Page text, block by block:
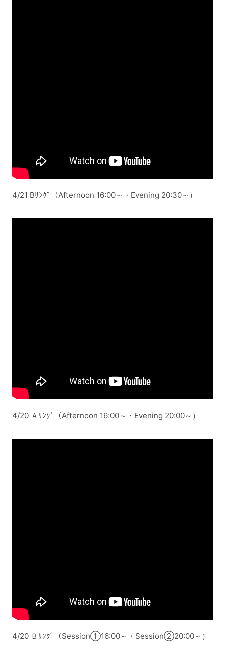
4/21 Bﾘﾝｸﾞ（Afternoon 16:00～・Evening 20:30～）
4/20 Ａﾘﾝｸﾞ（Afternoon 16:00～・Evening 20:00～）
4/20 Ｂﾘﾝｸﾞ（Session①16:00～・Session②20:00～）